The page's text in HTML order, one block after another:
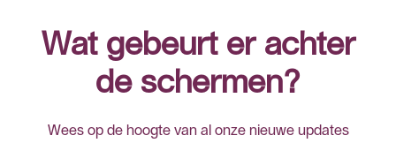
Wat gebeurt er achter
de schermen?
Wees op de hoogte van al onze nieuwe updates